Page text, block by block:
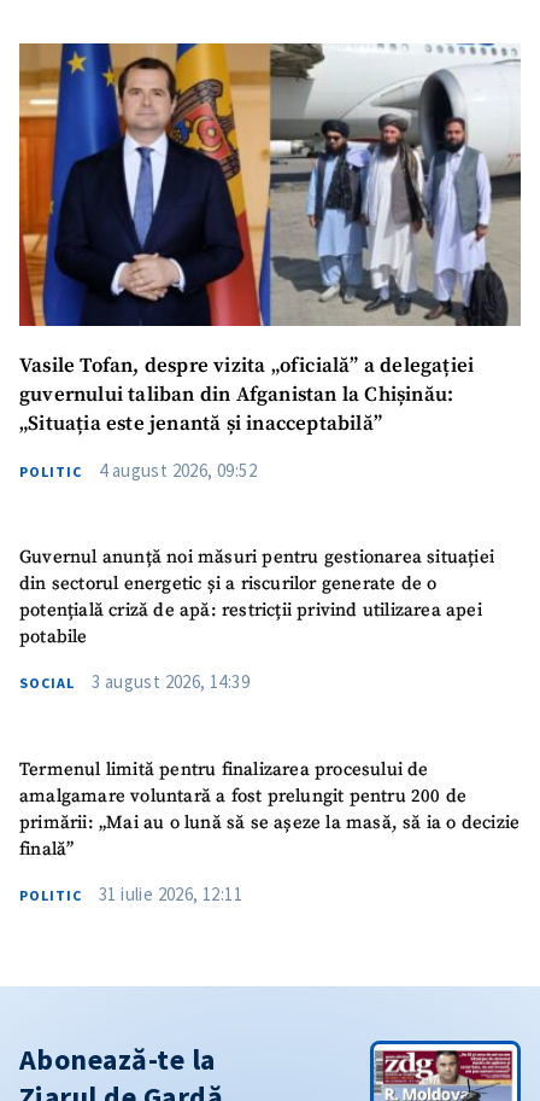
Vasile Tofan, despre vizita „oficială” a delegației
guvernului taliban din Afganistan la Chișinău:
„Situația este jenantă și inacceptabilă”
POLITIC 4 august 2026, 09:52
Guvernul anunță noi măsuri pentru gestionarea situației
din sectorul energetic și a riscurilor generate de o
potențială criză de apă: restricții privind utilizarea apei
potabile
SOCIAL 3 august 2026, 14:39
Termenul limită pentru finalizarea procesului de
amalgamare voluntară a fost prelungit pentru 200 de
primării: „Mai au o lună să se așeze la masă, să ia o decizie
finală”
POLITIC 31 iulie 2026, 12:11
Abonează-te la